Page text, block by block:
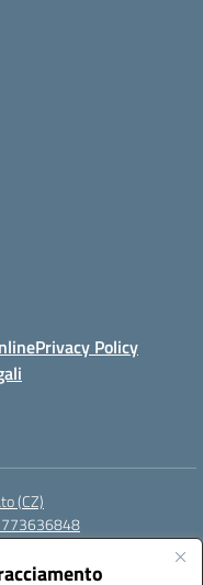
Privacy Policy
(CZ)